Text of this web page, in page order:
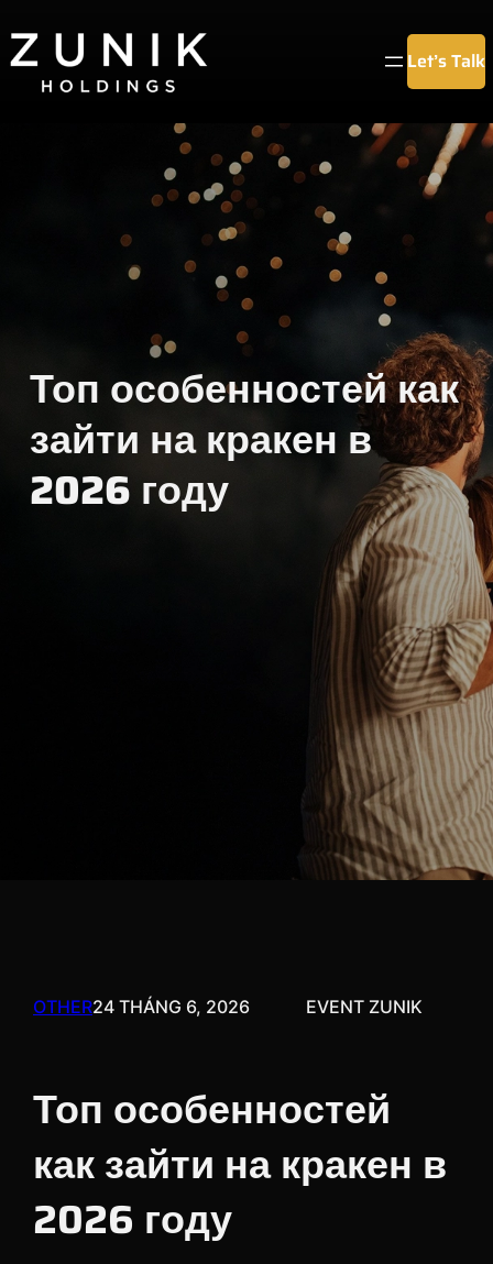
đến
phần
Let’s Talk
Топ особенностей как
зайти на кракен в
2026 году
OTHER24 THÁNG 6, 2026 EVENT ZUNIK
Топ особенностей
как зайти на кракен в
2026 году